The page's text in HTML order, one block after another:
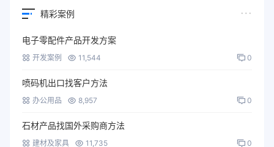
精彩案例
电子零配件产品开发方案
开发案例 11,544 0
喷码机出口找客户方法
办公用品 8,957 0
石材产品找国外采购商方法
建材及家具 11,735 0